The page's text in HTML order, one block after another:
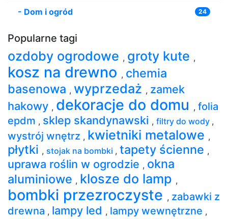
- Dom i ogród 24
Popularne tagi
ozdoby ogrodowe , groty kute ,
kosz na drewno , chemia
basenowa , wyprzedaż , zamek
hakowy , dekoracje do domu , folia
epdm , sklep skandynawski , filtry do wody ,
wystrój wnętrz , kwietniki metalowe ,
płytki , stojak na bombki , tapety ścienne ,
uprawa roślin w ogrodzie , okna
aluminiowe , klosze do lamp ,
bombki przezroczyste , zabawki z
drewna , lampy led , lampy wewnętrzne ,